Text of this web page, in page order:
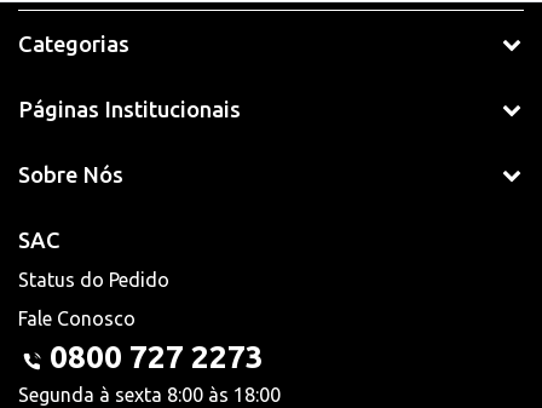
Categorias
Páginas Institucionais
Sobre Nós
SAC
Status do Pedido
Fale Conosco
0800 727 2273
Segunda à sexta 8:00 às 18:00